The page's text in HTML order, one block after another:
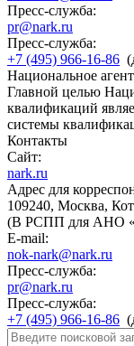
Пресс-служба:
pr@nark.ru
Пресс-служба:
+7 (495) 966-16-86
Национальное
Главной целью
квалификаций
системы
Контакты
Сайт:
nark.ru
Адрес для
109240, Москва,
(В РСПП для АНО
E-mail:
nok-nark@nark.ru
Пресс-служба:
pr@nark.ru
Пресс-служба:
+7 (495) 966-16-86